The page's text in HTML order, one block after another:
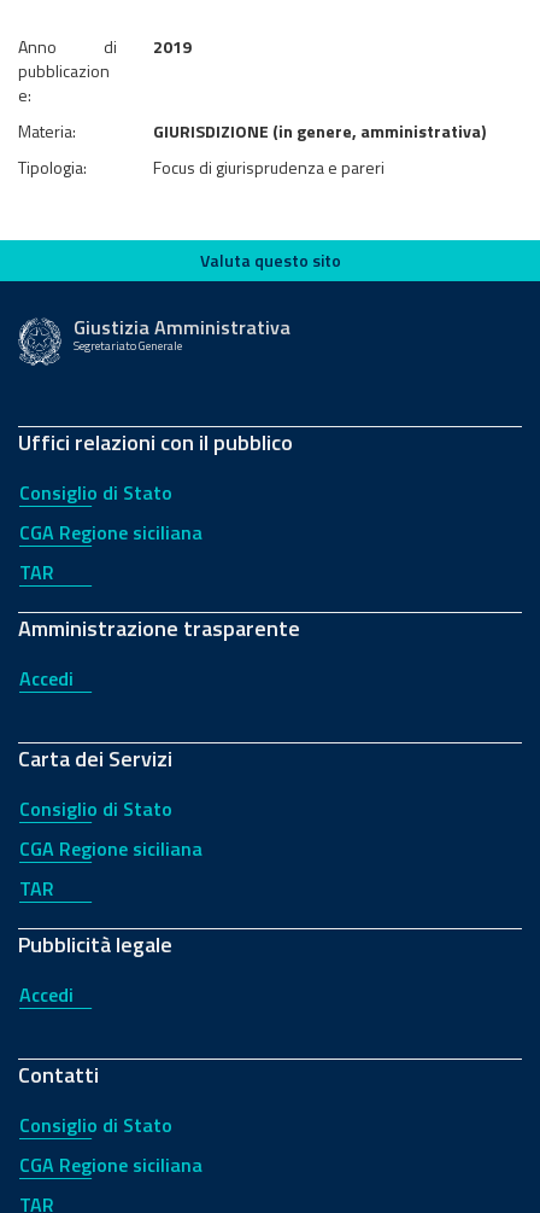
Anno di
pubblicazion
e:
2019
Materia:
GIURISDIZIONE (in genere, amministrativa)
Tipologia:
Focus di giurisprudenza e pareri
Valuta questo sito
Valuta questo sito
Giustizia Amministrativa
Segretariato Generale
Uffici relazioni con il pubblico
Consiglio di Stato
CGA Regione siciliana
TAR
Amministrazione trasparente
Accedi
Carta dei Servizi
Consiglio di Stato
CGA Regione siciliana
TAR
Pubblicità legale
Accedi
Contatti
Consiglio di Stato
CGA Regione siciliana
TAR